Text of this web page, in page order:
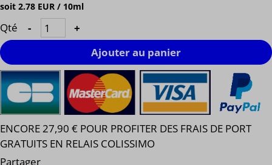
soit 2.78 EUR / 10ml
Qté -
+
Ajouter au panier
ENCORE 27,90 € POUR PROFITER DES FRAIS DE PORT
GRATUITS EN RELAIS COLISSIMO
Partager